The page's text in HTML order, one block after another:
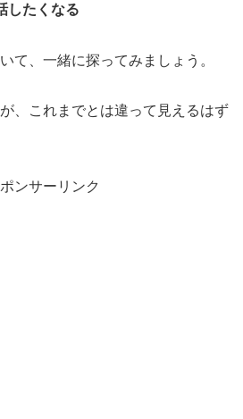
したくなる
て、一緒に探ってみましょう。
、これまでとは違って見えるはず
ンサーリンク